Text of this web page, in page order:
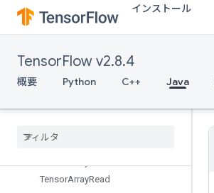
インストール
TensorFlow v2.8.4
概要 Python C++ Java
TPUReshardVariables
TPURoundRobin
TensorArray
TensorArrayClose
TensorArrayGather
TensorArrayRead